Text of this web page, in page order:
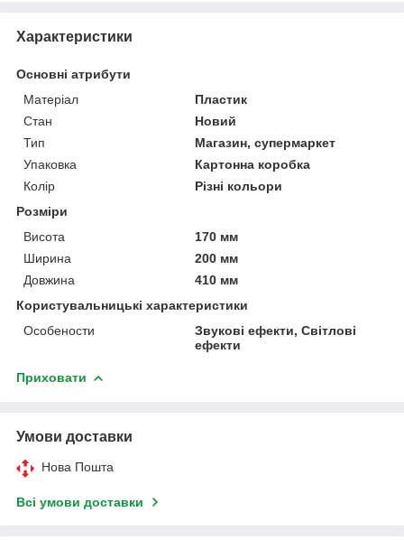
Характеристики
Основні атрибути
Матеріал
Пластик
Стан
Новий
Тип
Магазин, супермаркет
Упаковка
Картонна коробка
Колір
Різні кольори
Розміри
Висота
170 мм
Ширина
200 мм
Довжина
410 мм
Користувальницькі характеристики
Особености
Звукові ефекти, Світлові
ефекти
Приховати
Умови доставки
Нова Пошта
Всі умови доставки